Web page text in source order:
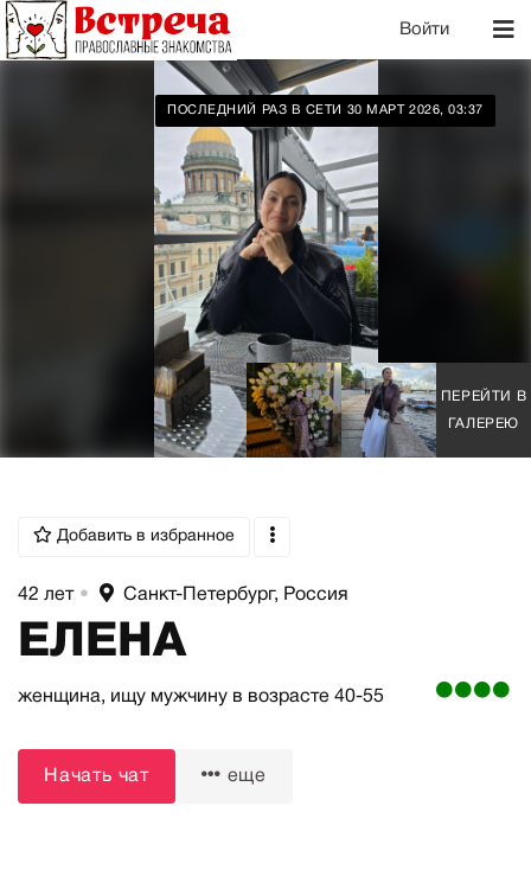
Войти
ПОСЛЕДНИЙ РАЗ В СЕТИ 30 МАРТ 2026, 03:37
ПЕРЕЙТИ В
ГАЛЕРЕЮ
Добавить в избранное
42 лет • Санкт-Петербург, Россия
ЕЛЕНА
женщина, ищу мужчину в возрасте 40-55
Начать чат еще